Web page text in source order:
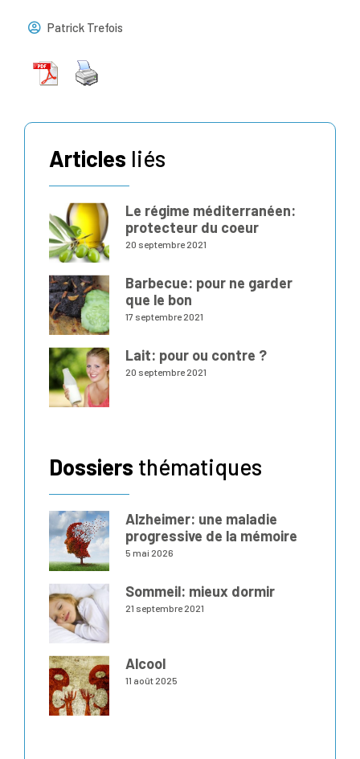
Patrick Trefois
Articles liés
Le régime méditerranéen:
protecteur du coeur
20 septembre 2021
Barbecue: pour ne garder
que le bon
17 septembre 2021
Lait: pour ou contre ?
20 septembre 2021
Dossiers thématiques
Alzheimer: une maladie
progressive de la mémoire
5 mai 2026
Sommeil: mieux dormir
21 septembre 2021
Alcool
11 août 2025